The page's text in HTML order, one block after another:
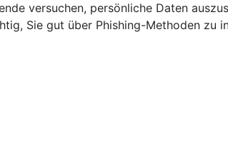
versuchen, persönliche Daten
Sie gut über Phishing-Methoden